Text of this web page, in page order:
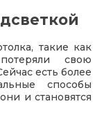
такие как
свою
есть более
способы
и становятся